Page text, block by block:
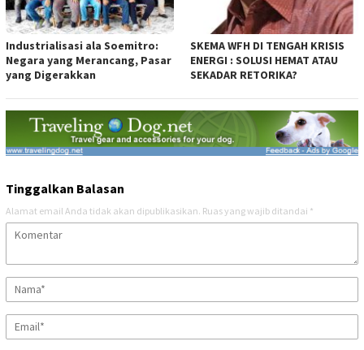
Industrialisasi ala Soemitro:
Negara yang Merancang, Pasar
yang Digerakkan
SKEMA WFH DI TENGAH KRISIS
ENERGI : SOLUSI HEMAT ATAU
SEKADAR RETORIKA?
Tinggalkan Balasan
Alamat email Anda tidak akan dipublikasikan. Ruas yang wajib ditandai *